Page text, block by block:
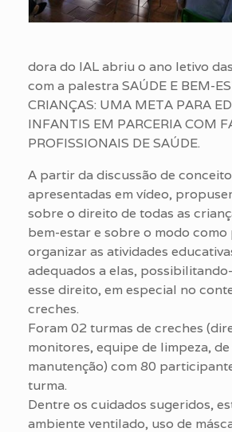
dora do IAL abriu o ano letivo
com a palestra SAÚDE E BEM-
CRIANÇAS: UMA META PARA
INFANTIS EM PARCERIA COM
PROFISSIONAIS DE SAÚDE.
A partir da discussão de
apresentadas em vídeo,
sobre o direito de todas as
bem-estar e sobre o modo como
organizar as atividades
adequados a elas,
esse direito, em especial no
creches.
Foram 02 turmas de creches
monitores, equipe de limpeza,
manutenção) com 80
turma.
Dentre os cuidados sugeridos,
ambiente ventilado, uso de